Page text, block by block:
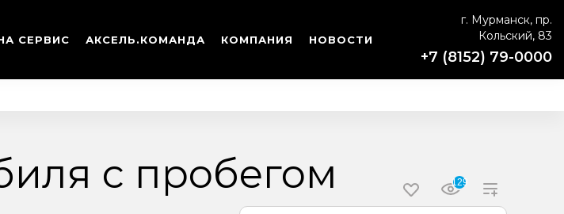
СЕРВИС АКСЕЛЬ.КОМАНДА КОМПАНИЯ НОВОСТИ
г. Мурманск, пр.
Кольский, 83
+7 (8152) 79-0000
с пробегом 129